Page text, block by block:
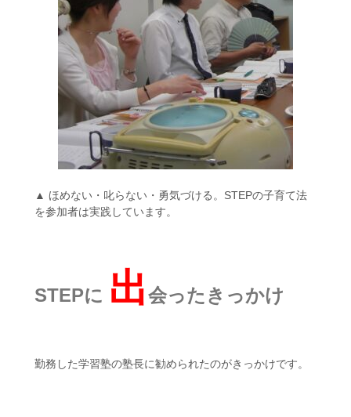
▲ ほめない・叱らない・勇気づける。STEPの子育て法
を参加者は実践しています。
STEPに 出会ったきっかけ
勤務した学習塾の塾長に勧められたのがきっかけです。